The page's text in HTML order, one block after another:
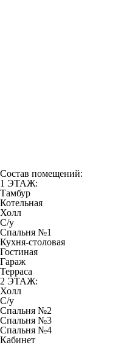
Состав помещений:
1 ЭТАЖ:
Тамбур
Котельная
Холл
С/у
Спальня №1
Кухня-столовая
Гостиная
Гараж
Терраса
2 ЭТАЖ:
Холл
С/у
Спальня №2
Спальня №3
Спальня №4
Кабинет